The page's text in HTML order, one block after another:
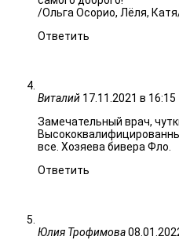
/Ольга Осорио, Лёля,
Ответить
Виталий 17.11.2021 в 16:15
Замечательный врач,
все. Хозяева бивера Фло.
Ответить
Юлия Трофимова